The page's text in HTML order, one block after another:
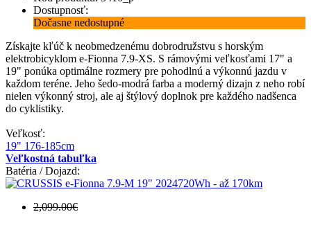
Dostupnosť:
Dočasne nedostupné
Získajte kľúč k neobmedzenému dobrodružstvu s horským
elektrobicyklom e-Fionna 7.9-XS. S rámovými veľkosťami 17" a
19" ponúka optimálne rozmery pre pohodlnú a výkonnú jazdu v
každom teréne. Jeho šedo-modrá farba a moderný dizajn z neho robí
nielen výkonný stroj, ale aj štýlový doplnok pre každého nadšenca
do cyklistiky.
Veľkosť:
19" 176-185cm
Veľkostná tabuľka
Batéria / Dojazd:
720Wh - až 170km
2,099.00€